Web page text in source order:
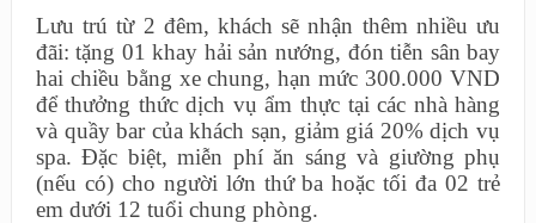
Lưu trú từ 2 đêm, khách sẽ nhận thêm nhiều ưu
đãi: tặng 01 khay hải sản nướng, đón tiễn sân bay
hai chiều bằng xe chung, hạn mức 300.000 VND
để thưởng thức dịch vụ ẩm thực tại các nhà hàng
và quầy bar của khách sạn, giảm giá 20% dịch vụ
spa. Đặc biệt, miễn phí ăn sáng và giường phụ
(nếu có) cho người lớn thứ ba hoặc tối đa 02 trẻ
em dưới 12 tuổi chung phòng.